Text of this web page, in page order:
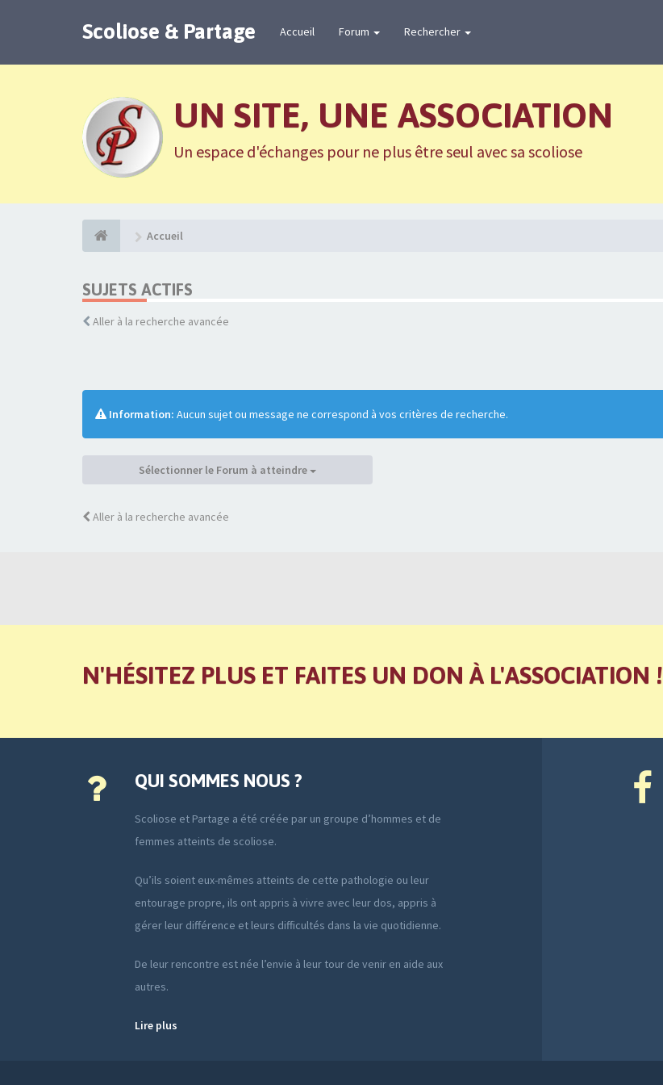
Scoliose & Partage Accueil Forum Rechercher
UN SITE, UNE ASSOCIATION
Un espace d'échanges pour ne plus être seul avec sa scoliose
Accueil
SUJETS ACTIFS
Aller à la recherche avancée
Information: Aucun sujet ou message ne correspond à vos critères de recherche.
Sélectionner le Forum à atteindre
Aller à la recherche avancée
N'HÉSITEZ PLUS ET FAITES UN DON À L'ASSOCIATION !
QUI SOMMES NOUS ?
Scoliose et Partage a été créée par un groupe d’hommes et de
femmes atteints de scoliose.
Qu’ils soient eux-mêmes atteints de cette pathologie ou leur
entourage propre, ils ont appris à vivre avec leur dos, appris à
gérer leur différence et leurs difficultés dans la vie quotidienne.
De leur rencontre est née l’envie à leur tour de venir en aide aux
autres.
Lire plus